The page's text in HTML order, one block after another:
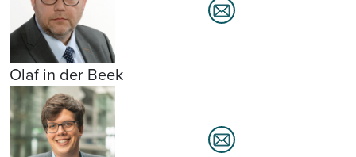
Olaf in der Beek